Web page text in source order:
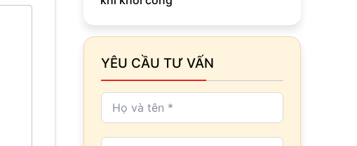
YÊU CẦU TƯ VẤN